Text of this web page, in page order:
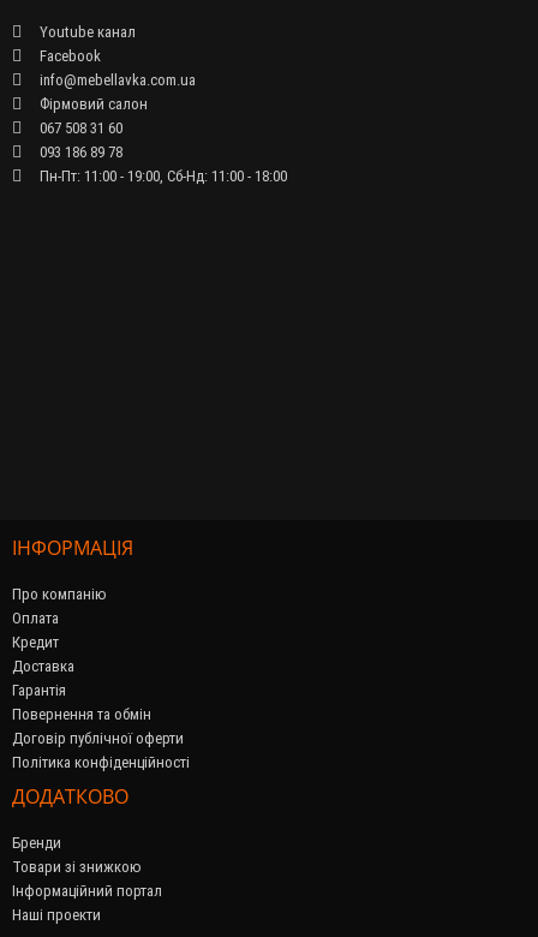
Youtube канал
Facebook
info@mebellavka.com.ua
Фірмовий салон
067 508 31 60
093 186 89 78
Пн-Пт: 11:00 - 19:00, Сб-Нд: 11:00 - 18:00
ІНФОРМАЦІЯ
Про компанію
Оплата
Кредит
Доставка
Гарантія
Повернення та обмін
Договір публічної оферти
Політика конфіденційності
ДОДАТКОВО
Бренди
Товари зі знижкою
Інформаційний портал
Наші проекти